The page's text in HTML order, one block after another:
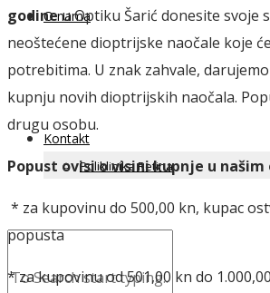
O nama
Kontakt
Poliklinika Retina
godineu Optiku Šarić donesite svoje
neoštećene dioptrijske naočale koje
potrebitima. U znak zahvale,
kupnju novih dioptrijskih naočala.
drugu osobu.
Popust ovisi o visini kupnje u
* za kupovinu do 500,00 kn, kupac
popusta
* za kupovinu od 501,00 kn do